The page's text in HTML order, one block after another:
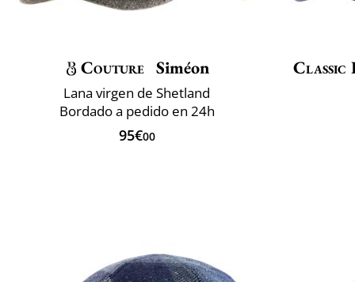
Couture Siméon
Lana virgen de Shetland
Bordado a pedido en 24h
95€00